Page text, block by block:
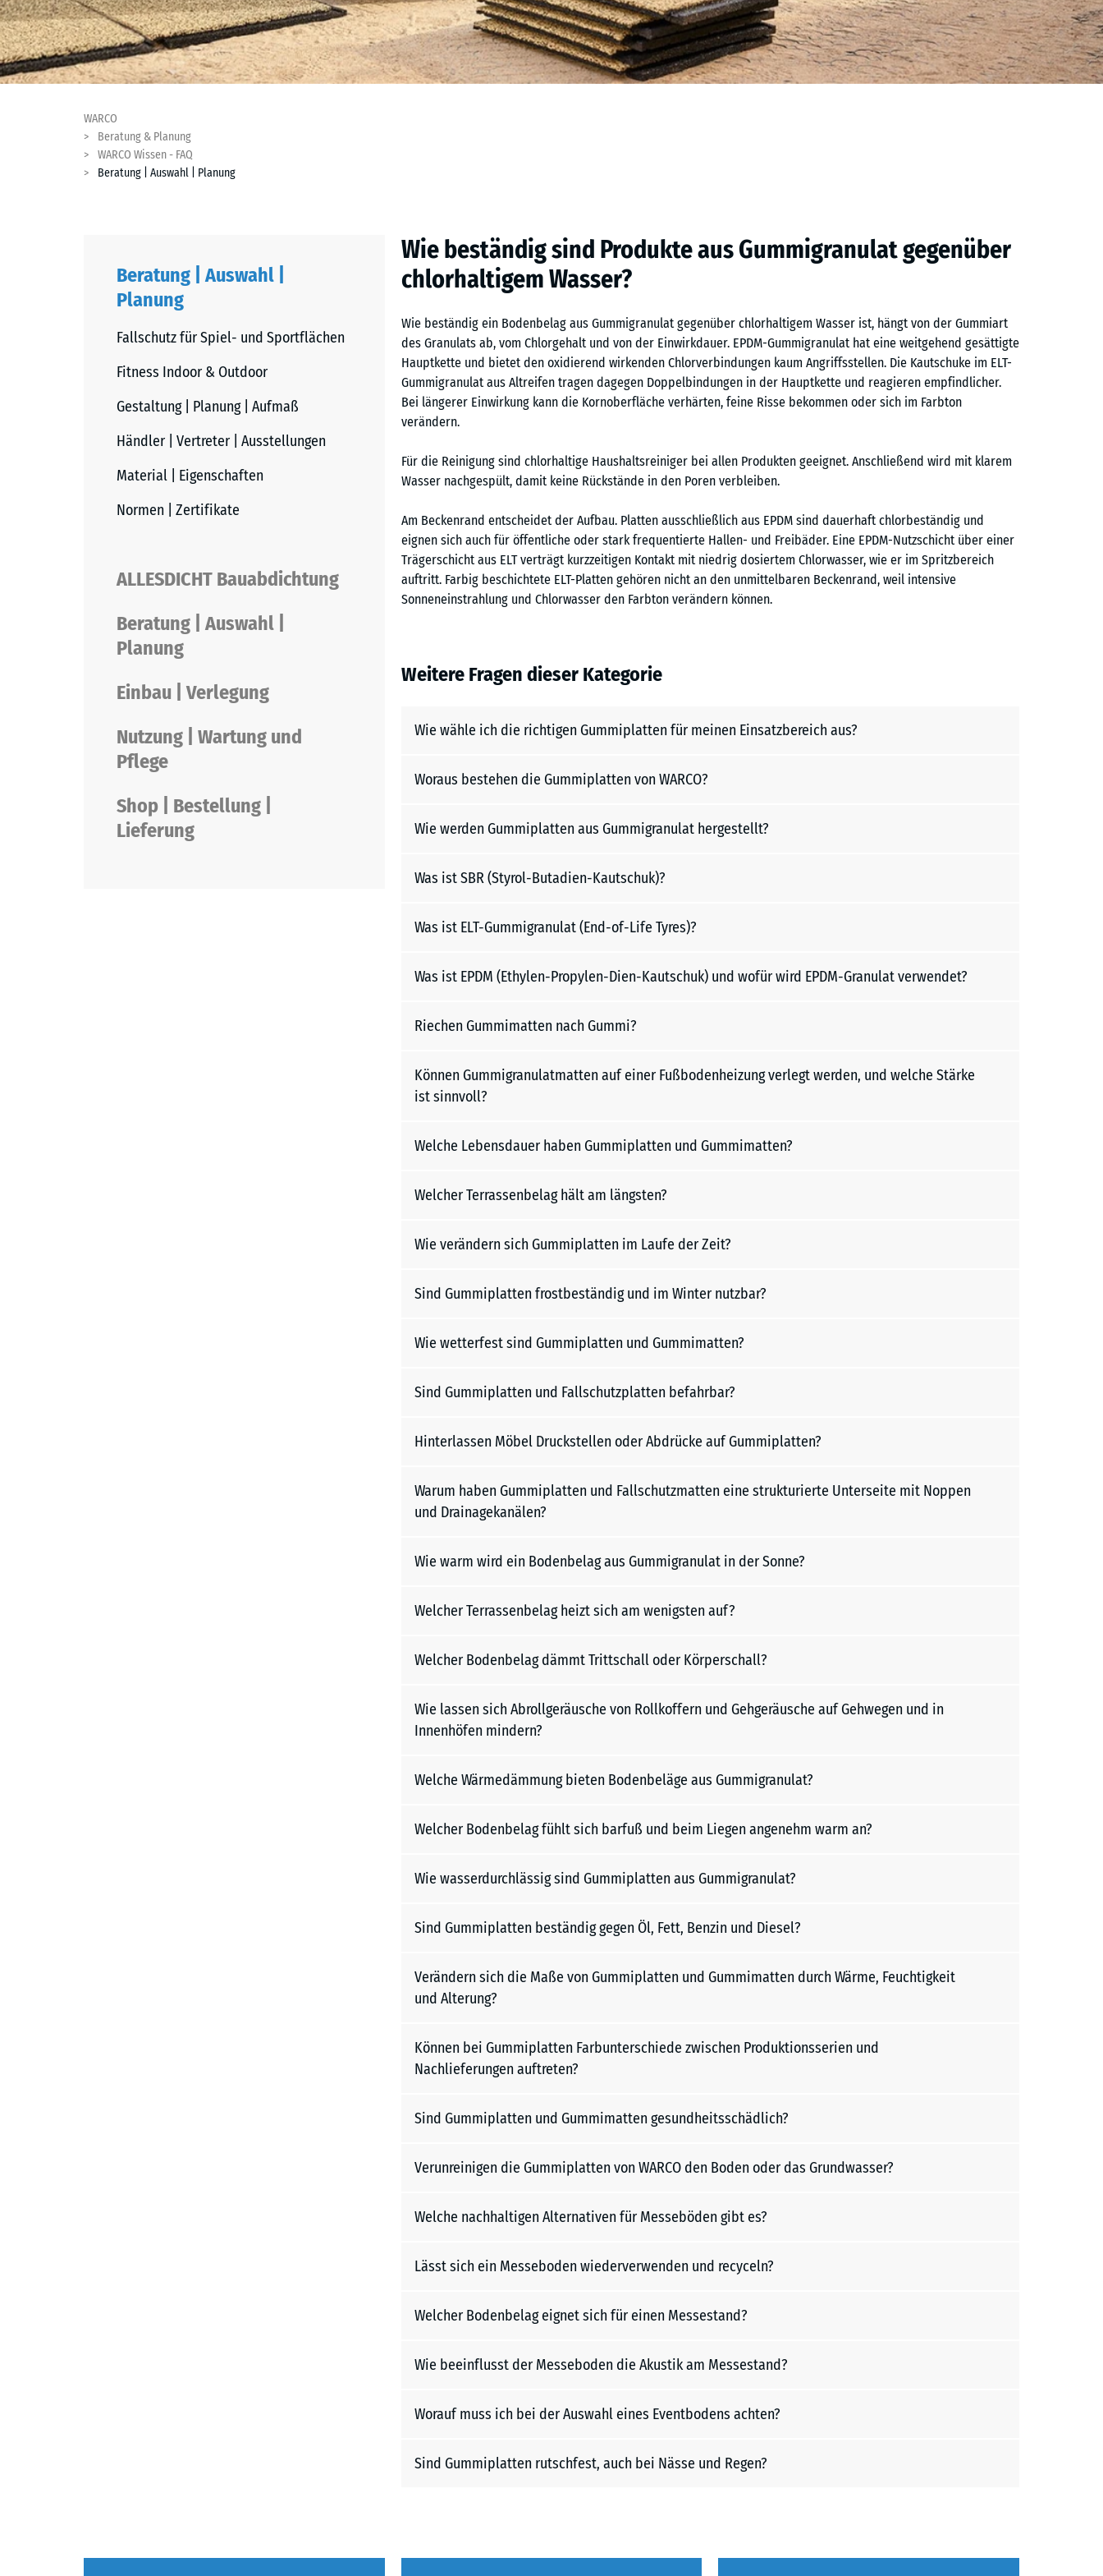
WARCO
Beratung & Planung
WARCO Wissen - FAQ
Beratung | Auswahl | Planung
Beratung | Auswahl |
Planung
Fallschutz für Spiel- und Sportflächen
Fitness Indoor & Outdoor
Gestaltung | Planung | Aufmaß
Händler | Vertreter | Ausstellungen
Material | Eigenschaften
Normen | Zertifikate
ALLESDICHT Bauabdichtung
Beratung | Auswahl |
Planung
Einbau | Verlegung
Nutzung | Wartung und
Pflege
Shop | Bestellung |
Lieferung
Wie beständig sind Produkte aus Gummigranulat gegenüber
chlorhaltigem Wasser?
Wie beständig ein Bodenbelag aus Gummigranulat gegenüber chlorhaltigem Wasser ist, hängt von der Gummiart
des Granulats ab, vom Chlorgehalt und von der Einwirkdauer. EPDM-Gummigranulat hat eine weitgehend gesättigte
Hauptkette und bietet den oxidierend wirkenden Chlorverbindungen kaum Angriffsstellen. Die Kautschuke im ELT-
Gummigranulat aus Altreifen tragen dagegen Doppelbindungen in der Hauptkette und reagieren empfindlicher.
Bei längerer Einwirkung kann die Kornoberfläche verhärten, feine Risse bekommen oder sich im Farbton
verändern.
Für die Reinigung sind chlorhaltige Haushaltsreiniger bei allen Produkten geeignet. Anschließend wird mit klarem
Wasser nachgespült, damit keine Rückstände in den Poren verbleiben.
Am Beckenrand entscheidet der Aufbau. Platten ausschließlich aus EPDM sind dauerhaft chlorbeständig und
eignen sich auch für öffentliche oder stark frequentierte Hallen- und Freibäder. Eine EPDM-Nutzschicht über einer
Trägerschicht aus ELT verträgt kurzzeitigen Kontakt mit niedrig dosiertem Chlorwasser, wie er im Spritzbereich
auftritt. Farbig beschichtete ELT-Platten gehören nicht an den unmittelbaren Beckenrand, weil intensive
Sonneneinstrahlung und Chlorwasser den Farbton verändern können.
Weitere Fragen dieser Kategorie
Wie wähle ich die richtigen Gummiplatten für meinen Einsatzbereich aus?
Woraus bestehen die Gummiplatten von WARCO?
Wie werden Gummiplatten aus Gummigranulat hergestellt?
Was ist SBR (Styrol-Butadien-Kautschuk)?
Was ist ELT-Gummigranulat (End-of-Life Tyres)?
Was ist EPDM (Ethylen-Propylen-Dien-Kautschuk) und wofür wird EPDM-Granulat verwendet?
Riechen Gummimatten nach Gummi?
Können Gummigranulatmatten auf einer Fußbodenheizung verlegt werden, und welche Stärke
ist sinnvoll?
Welche Lebensdauer haben Gummiplatten und Gummimatten?
Welcher Terrassenbelag hält am längsten?
Wie verändern sich Gummiplatten im Laufe der Zeit?
Sind Gummiplatten frostbeständig und im Winter nutzbar?
Wie wetterfest sind Gummiplatten und Gummimatten?
Sind Gummiplatten und Fallschutzplatten befahrbar?
Hinterlassen Möbel Druckstellen oder Abdrücke auf Gummiplatten?
Warum haben Gummiplatten und Fallschutzmatten eine strukturierte Unterseite mit Noppen
und Drainagekanälen?
Wie warm wird ein Bodenbelag aus Gummigranulat in der Sonne?
Welcher Terrassenbelag heizt sich am wenigsten auf?
Welcher Bodenbelag dämmt Trittschall oder Körperschall?
Wie lassen sich Abrollgeräusche von Rollkoffern und Gehgeräusche auf Gehwegen und in
Innenhöfen mindern?
Welche Wärmedämmung bieten Bodenbeläge aus Gummigranulat?
Welcher Bodenbelag fühlt sich barfuß und beim Liegen angenehm warm an?
Wie wasserdurchlässig sind Gummiplatten aus Gummigranulat?
Sind Gummiplatten beständig gegen Öl, Fett, Benzin und Diesel?
Verändern sich die Maße von Gummiplatten und Gummimatten durch Wärme, Feuchtigkeit
und Alterung?
Können bei Gummiplatten Farbunterschiede zwischen Produktionsserien und
Nachlieferungen auftreten?
Sind Gummiplatten und Gummimatten gesundheitsschädlich?
Verunreinigen die Gummiplatten von WARCO den Boden oder das Grundwasser?
Welche nachhaltigen Alternativen für Messeböden gibt es?
Lässt sich ein Messeboden wiederverwenden und recyceln?
Welcher Bodenbelag eignet sich für einen Messestand?
Wie beeinflusst der Messeboden die Akustik am Messestand?
Worauf muss ich bei der Auswahl eines Eventbodens achten?
Sind Gummiplatten rutschfest, auch bei Nässe und Regen?